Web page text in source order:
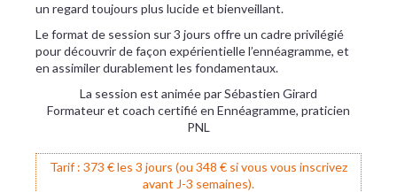
un regard toujours plus lucide et bienveillant.
Le format de session sur 3 jours offre un cadre privilégié
pour découvrir de façon expérientielle l’ennéagramme, et
en assimiler durablement les fondamentaux.
La session est animée par Sébastien Girard
Formateur et coach certifié en Ennéagramme, praticien
PNL
Tarif : 373 € les 3 jours (ou 348 € si vous vous inscrivez
avant J-3 semaines).